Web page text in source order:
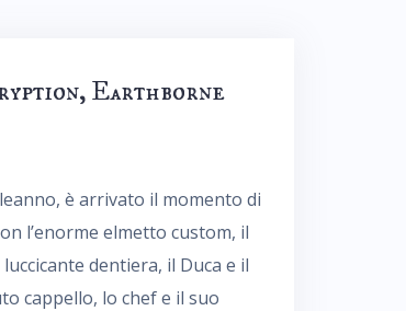
Earthborne
è arrivato il momento di
l’enorme elmetto custom, il
dentiera, il Duca e il
cappello, lo chef e il suo